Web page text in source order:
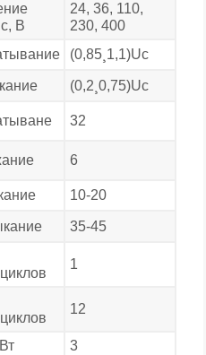
В
24, 36, 110,
230, 400
(0,85¸1,1)Uс
(0,2¸0,75)Uс
32
6
10-20
35-45
1
12
3